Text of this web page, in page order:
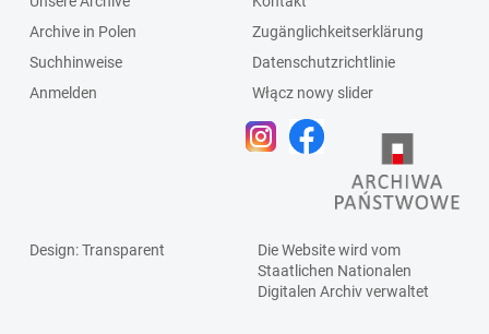
Archive in Polen
Suchhinweise
Anmelden
Zugänglichkeitserklärung
Datenschutzrichtlinie
Włącz nowy slider
Design: Transparent
Die Website wird vom
Staatlichen Nationalen
Digitalen Archivverwaltet